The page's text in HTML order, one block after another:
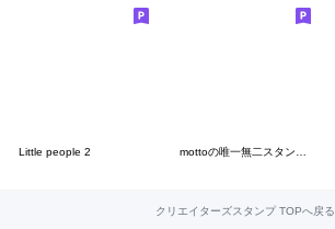
Little people 2
クリエイターズスタンプ TOPへ戻る